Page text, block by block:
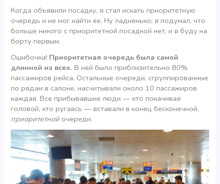
Когда объявили посадку, я стал искать приоритетную
очередь и не мог найти ее. Ну ладненько; я подумал, что
больше никого с приоритетной посадкой нет, и я буду на
борту первым.
Ошибочка! Приоритетная очередь была самой
длинной из всех. В ней было приблизительно 80%
пассажиров рейса. Остальные очереди, сгруппированные
по рядам в салоне, насчитывали около 10 пассажиров
каждая. Все прибывавшие люди — кто покачивая
головой, кто ругаясь — вставали в конец бесконечной,
приоритетной очереди.